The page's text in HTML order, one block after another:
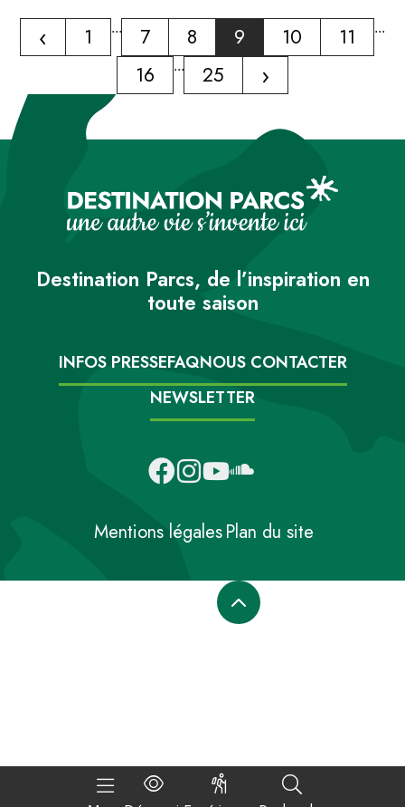
‹ 1 ... 7 8 9 10 11 ...
16 ... 25 ›
Destination Parcs, de l’inspiration en
toute saison
INFOS PRESSEFAQNOUS CONTACTER
NEWSLETTER
Mentions légalesPlan du site